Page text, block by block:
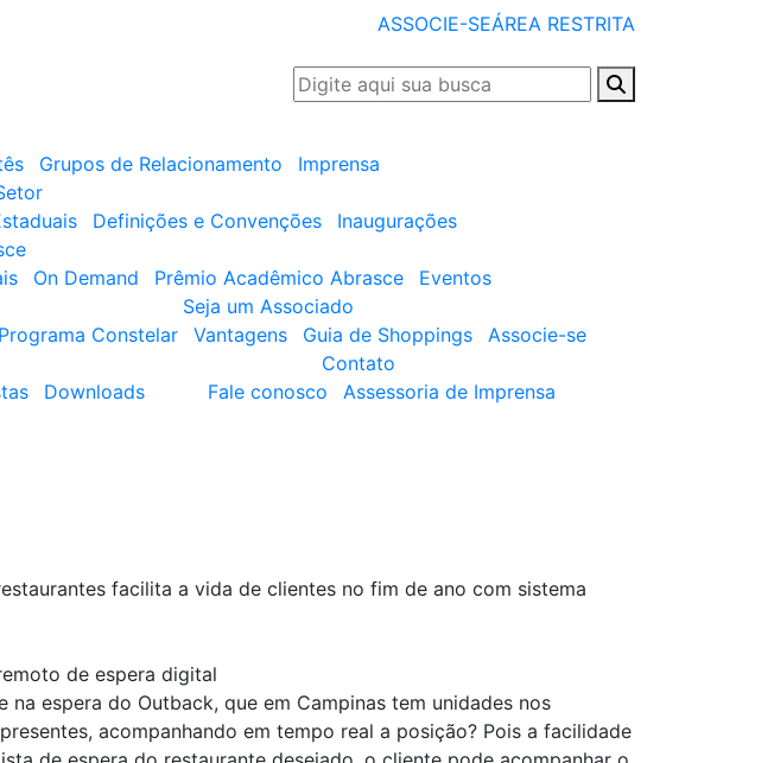
ASSOCIE-SEÁREA RESTRITA
Grupos de Relacionamento
Imprensa
Definições e Convenções
Inaugurações
On Demand Prêmio Acadêmico Abrasce
Eventos
Seja um Associado
Programa Constelar
Vantagens Guia de Shoppings
Associe-se
Downloads
Contato
Fale conosco
Assessoria de Imprensa
facilita a vida de clientes no fim de ano com sistema
de espera digital
espera do Outback, que em Campinas tem unidades nos
acompanhando em tempo real a posição? Pois a facilidade